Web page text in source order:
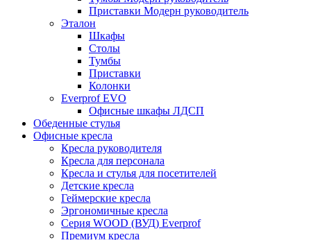
Приставки Модерн руководитель
Эталон
Шкафы
Столы
Тумбы
Приставки
Колонки
Everprof EVO
Офисные шкафы ЛДСП
Обеденные стулья
Офисные кресла
Кресла руководителя
Кресла для персонала
Кресла и стулья для посетителей
Детские кресла
Геймерские кресла
Эргономичные кресла
Серия WOOD (ВУД) Everprof
Премиум кресла